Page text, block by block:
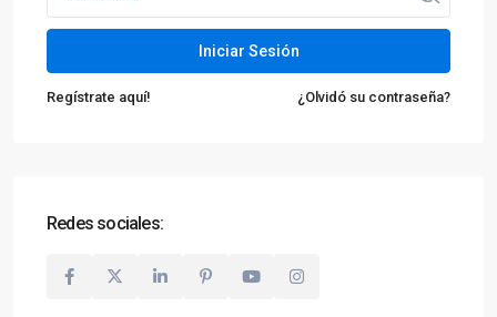
Iniciar Sesión
Regístrate aquí! ¿Olvidó su contraseña?
Redes sociales: